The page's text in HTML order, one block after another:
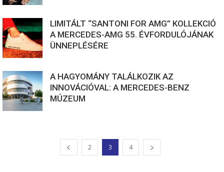
LIMITÁLT “SANTONI FOR AMG” KOLLEKCIÓ
A MERCEDES-AMG 55. ÉVFORDULÓJÁNAK
ÜNNEPLÉSÉRE
A HAGYOMÁNY TALÁLKOZIK AZ
INNOVÁCIÓVAL: A MERCEDES-BENZ
MÚZEUM
2 3 4